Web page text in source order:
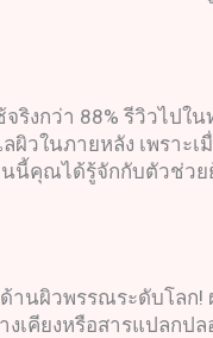
งกว่า 88% รีวิวไปใ
วในภายหลัง เพราะ
คุณได้รู้จักกับตัวช่วย
นผิวพรรณระดับโลก!
เคียงหรือสารแปลกปล